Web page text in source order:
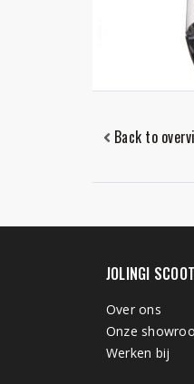
Back to
JOLINGI
Over ons
Onze
Werken bij